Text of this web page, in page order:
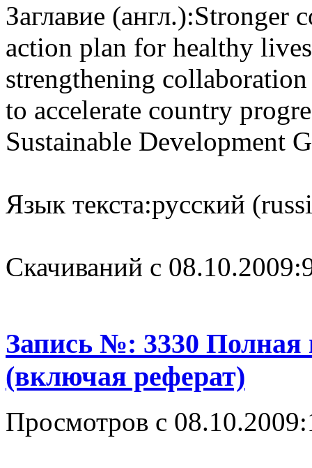
Заглавие (англ.):Stronger
action plan for healthy
strengthening
to accelerate country
Sustainable Development
Язык текста:русский
Cкачиваний с 08.10.2009:
Запись №: 3330 Полная
(включая реферат)
Просмотров с 08.10.2009: